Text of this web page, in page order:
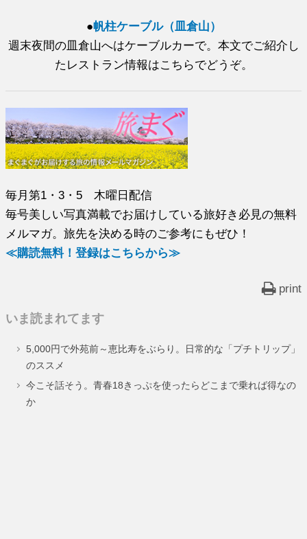
●帆柱ケーブル（皿倉山）
週末夜間の皿倉山へはケーブルカーで。本文でご紹介し
たレストラン情報はこちらでどうぞ。
毎月第1・3・5 木曜日配信
毎号美しい写真満載でお届けしている旅好き必見の無料
メルマガ。旅先を決める時のご参考にもぜひ！
≪購読無料！登録はこちらから≫
print
いま読まれてます
5,000円で外苑前～恵比寿をぶらり。日常的な「プチトリップ」
のススメ
今こそ話そう。青春18きっぷを使ったらどこまで乗れば得なの
か